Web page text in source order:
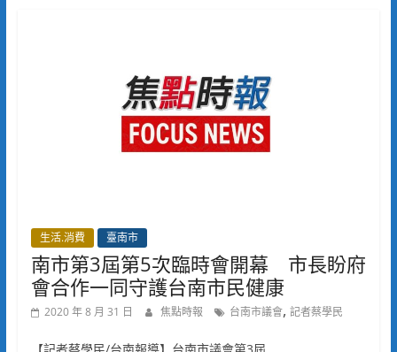
生活.消費 臺南市
南市第3屆第5次臨時會開幕 市長盼府
會合作一同守護台南市民健康
2020 年 8 月 31 日 焦點時報 台南市議會, 記者蔡學民